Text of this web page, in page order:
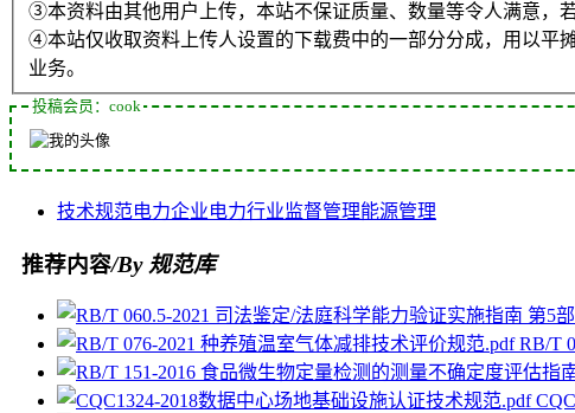
③本资料由其他用户上传，本站不保证质量、数量等令人满意，
④本站仅收取资料上传人设置的下载费中的一部分分成，用以平
业务。
投稿会员：cook
技术规范电力企业电力行业监督管理能源管理
推荐内容/By 规范库
RB/T